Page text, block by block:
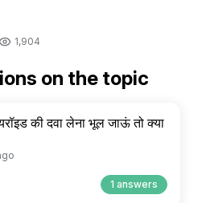
1,904
on the topic
की दवा लेना भूल जाऊं तो क्या
1 answers